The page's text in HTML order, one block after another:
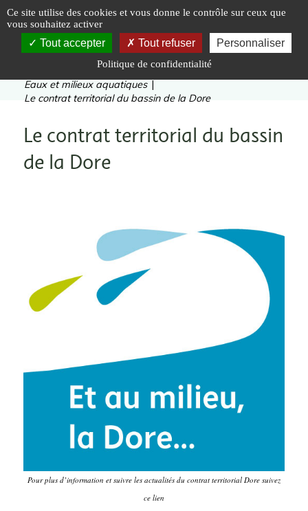
Accueil | Valoriser |
Eaux et milieux aquatiques |
Le contrat territorial du bassin de la Dore
Le contrat territorial du bassin
de la Dore
Pour plus d’information et suivre les actualités du contrat territorial Dore suivez
ce lien
Panneau de gestion des cookies
Ce site utilise des cookies et vous donne le contrôle sur ceux que
vous souhaitez activer
Tout accepter Tout refuser Personnaliser
Politique de confidentialité